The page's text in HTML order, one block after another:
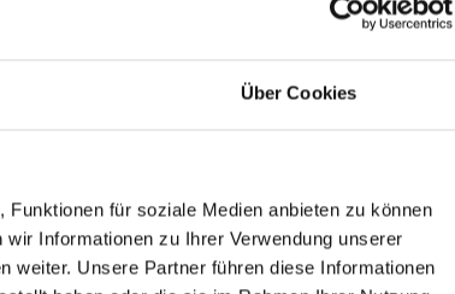
Über Cookies
für soziale Medien anbieten zu können
Informationen zu Ihrer Verwendung unserer
weiter. Unsere Partner führen diese Informationen
in